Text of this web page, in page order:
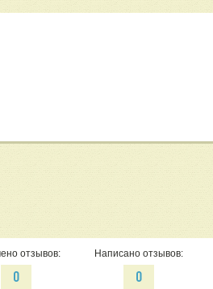
отзывов:
0
Написано отзывов:
0